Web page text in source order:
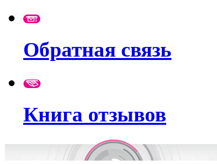
Обратная связь
Книга отзывов